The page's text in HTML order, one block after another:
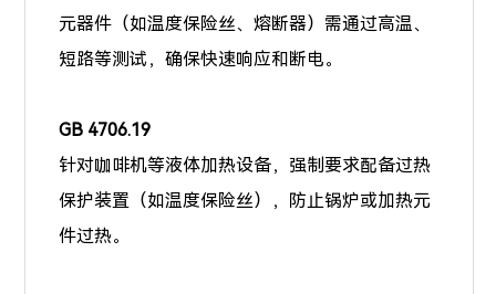
元器件（如温度保险丝、熔断器）需通过高温、
短路等测试，确保快速响应和断电。
GB 4706.19
针对咖啡机等液体加热设备，强制要求配备过热
保护装置（如温度保险丝），防止锅炉或加热元
件过热。